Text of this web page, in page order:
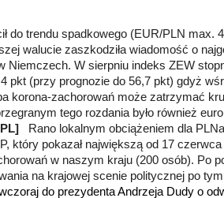
do trendu spadkowego (EUR/PLN max.
walucie zaszkodziła wiadomość o
Niemczech. W sierpniu indeks ZEW
pkt (przy prognozie do 56,7 pkt) gdyż
korona-zachorowań może zatrzymać
tego rozdania było również
] Rano lokalnym obciążeniem dla
który pokazał największą od 17
w naszym kraju (200 osób). Po
na krajowej scenie politycznej po
do prezydenta Andrzeja Dudy o